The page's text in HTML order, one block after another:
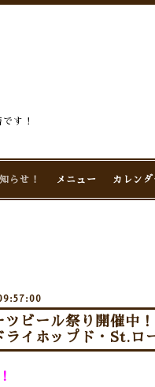
す！
らせ！ メニュー カレンダ
ツビール祭り開催中
ライホップド・St.ロ